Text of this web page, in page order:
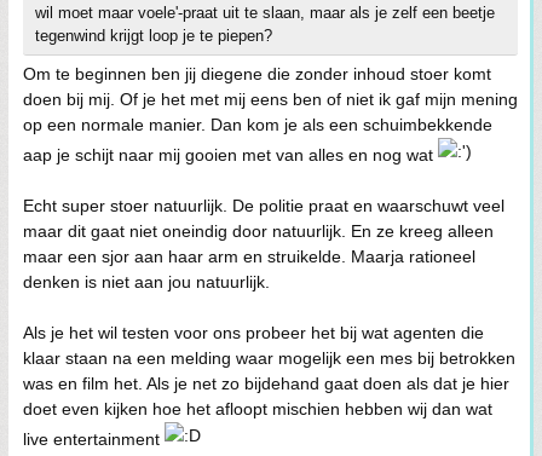
wil moet maar voele'-praat uit te slaan, maar als je zelf een beetje
tegenwind krijgt loop je te piepen?
Om te beginnen ben jij diegene die zonder inhoud stoer komt
doen bij mij. Of je het met mij eens ben of niet ik gaf mijn mening
op een normale manier. Dan kom je als een schuimbekkende
aap je schijt naar mij gooien met van alles en nog wat
Echt super stoer natuurlijk. De politie praat en waarschuwt veel
maar dit gaat niet oneindig door natuurlijk. En ze kreeg alleen
maar een sjor aan haar arm en struikelde. Maarja rationeel
denken is niet aan jou natuurlijk.
Als je het wil testen voor ons probeer het bij wat agenten die
klaar staan na een melding waar mogelijk een mes bij betrokken
was en film het. Als je net zo bijdehand gaat doen als dat je hier
doet even kijken hoe het afloopt mischien hebben wij dan wat
live entertainment